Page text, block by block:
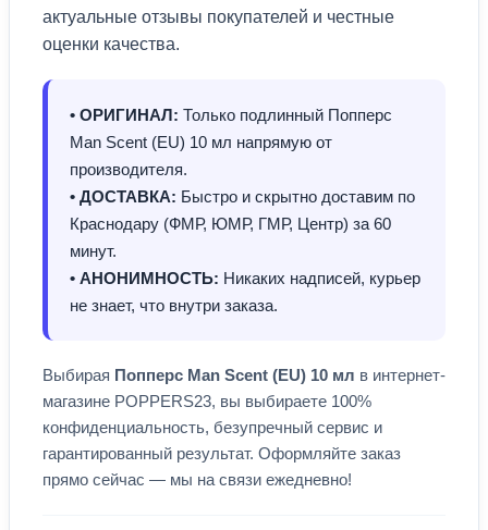
актуальные отзывы покупателей и честные
оценки качества.
• ОРИГИНАЛ: Только подлинный Попперс
Man Scent (EU) 10 мл напрямую от
производителя.
• ДОСТАВКА: Быстро и скрытно доставим по
Краснодару (ФМР, ЮМР, ГМР, Центр) за 60
минут.
• АНОНИМНОСТЬ: Никаких надписей, курьер
не знает, что внутри заказа.
Выбирая Попперс Man Scent (EU) 10 мл в интернет-
магазине POPPERS23, вы выбираете 100%
конфиденциальность, безупречный сервис и
гарантированный результат. Оформляйте заказ
прямо сейчас — мы на связи ежедневно!